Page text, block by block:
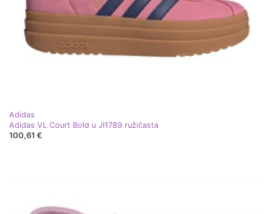
Adidas
Adidas VL Court Bold u JI1789 ružičasta
100,61 €